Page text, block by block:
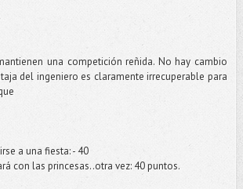
una competición reñida. No hay cambio
del ingeniero es claramente irrecuperable para
a una fiesta: - 40
con las princesas..otra vez: 40 puntos.